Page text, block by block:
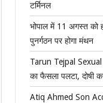
टर्मिनल
भोपाल में 11 अगस्त को
पुनर्गठन पर होगा मंथन
Tarun Tejpal
का फैसला पलटा, दोषी
Atiq Ahmed Son